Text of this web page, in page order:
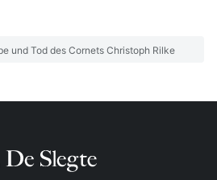
und Tod des Cornets Christoph Rilke